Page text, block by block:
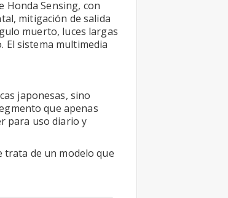
Honda Sensing, con
mitigación de salida
muerto, luces largas
El sistema multimedia
japonesas, sino
que apenas
para uso diario y
trata de un modelo que